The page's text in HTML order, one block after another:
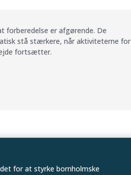
forberedelse er afgørende. De
stå stærkere, når aktiviteterne for
fortsætter.
for at styrke bornholmske